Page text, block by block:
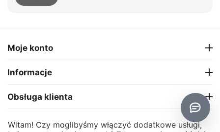
Moje konto
Informacje
Obsługa klienta
O firmie
Witam! Czy moglibyśmy włączyć dodatkowe usługi,